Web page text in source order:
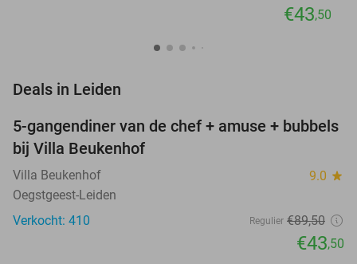
€43,50
Deals in Leiden
51%
5-gangendiner van de chef + amuse + bubbels
bij Villa Beukenhof
Villa Beukenhof 9.0 star
Oegstgeest-Leiden
Verkocht: 410
Regulier €89,50
€43,50